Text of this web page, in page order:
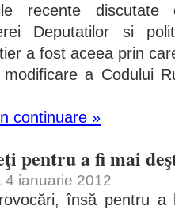
recente
Deputatilor si
a fost aceea prin
a Codului
continuare »
pentru a fi mai
4 ianuarie 2012
însă pentru